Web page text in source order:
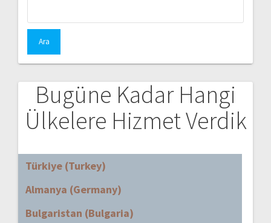
Bugüne Kadar Hangi
Ülkelere Hizmet Verdik
Türkiye (Turkey)
Almanya (Germany)
Bulgaristan (Bulgaria)